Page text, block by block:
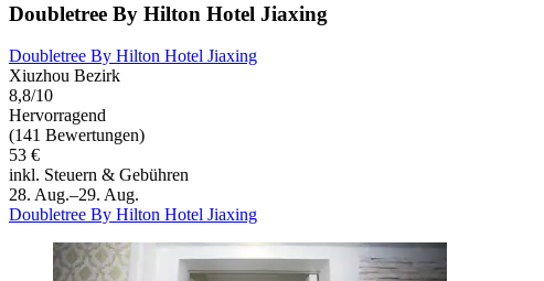
Doubletree By Hilton Hotel Jiaxing
Doubletree By Hilton Hotel Jiaxing
Xiuzhou Bezirk
8,8/10
Hervorragend
(141 Bewertungen)
53 €
inkl. Steuern & Gebühren
28. Aug.–29. Aug.
Doubletree By Hilton Hotel Jiaxing